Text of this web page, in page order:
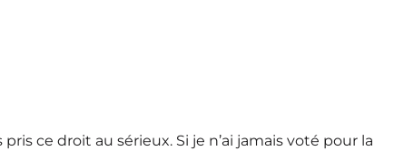
ce droit au sérieux. Si je n’ai jamais voté pour la